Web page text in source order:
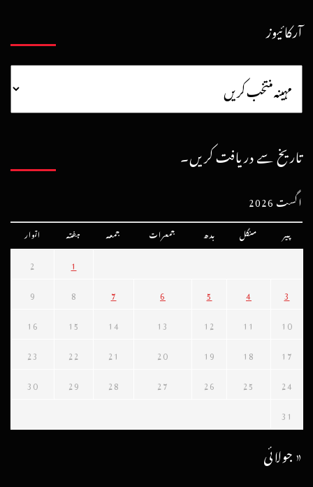
آرکائیوز
تاریخ سے دریافت کریں۔
اگست 2026
پیر منگل بدھ جمعرات جمعہ ہفتہ اتوار
1
2
3
4
5
6
7
8
9
10
11
12
13
14
15
16
17
18
19
20
21
22
23
24
25
26
27
28
29
30
31
« جولائی